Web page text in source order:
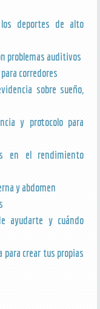
deportes de alto
problemas auditivos
corredores
sobre sueño,
y protocolo para
en el rendimiento
y abdomen
ayudarte y cuándo
crear tus propias